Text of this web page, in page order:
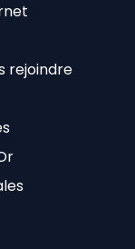
rejoindre